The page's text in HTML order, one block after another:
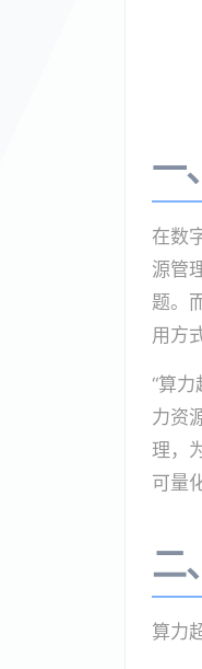
一、
在数
源管
题。
用方
“算
力资
理，
可量
二
算力